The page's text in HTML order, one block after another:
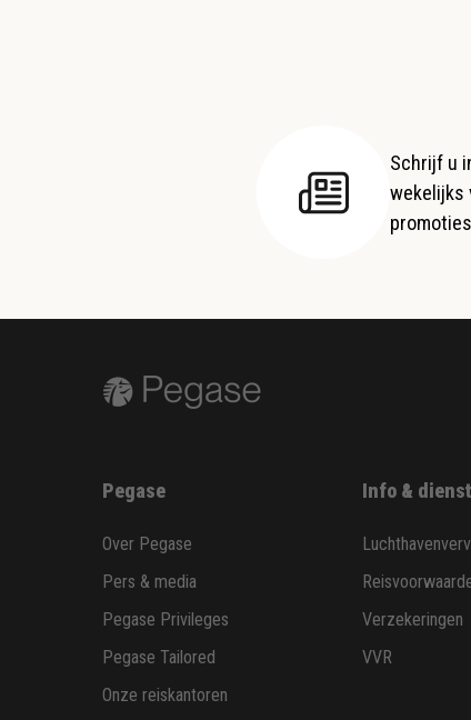
Schrijf u
wekelijks
Pegase
Over Pegase
Pers & media
Pegase Privileges
Pegase Tailored
Onze reiskantoren
Info &
Verzekeringen
VVR